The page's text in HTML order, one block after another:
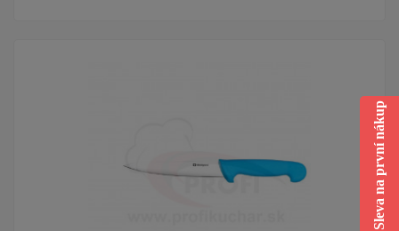
Sleva na první nákup